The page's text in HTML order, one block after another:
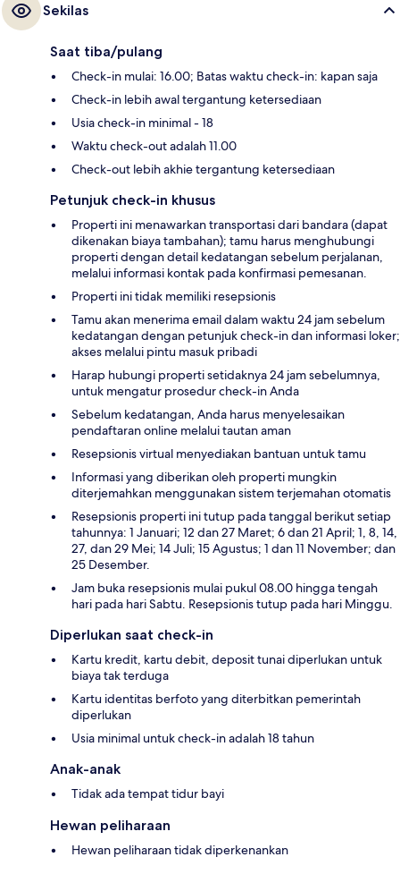
Sekilas
Saat tiba/pulang
Check-in mulai: 16.00; Batas waktu check-in: kapan saja
Check-in lebih awal tergantung ketersediaan
Usia check-in minimal - 18
Waktu check-out adalah 11.00
Check-out lebih akhie tergantung ketersediaan
Petunjuk check-in khusus
Properti ini menawarkan transportasi dari bandara (dapat
dikenakan biaya tambahan); tamu harus menghubungi
properti dengan detail kedatangan sebelum perjalanan,
melalui informasi kontak pada konfirmasi pemesanan.
Properti ini tidak memiliki resepsionis
Tamu akan menerima email dalam waktu 24 jam sebelum
kedatangan dengan petunjuk check-in dan informasi loker;
akses melalui pintu masuk pribadi
Harap hubungi properti setidaknya 24 jam sebelumnya,
untuk mengatur prosedur check-in Anda
Sebelum kedatangan, Anda harus menyelesaikan
pendaftaran online melalui tautan aman
Resepsionis virtual menyediakan bantuan untuk tamu
Informasi yang diberikan oleh properti mungkin
diterjemahkan menggunakan sistem terjemahan otomatis
Resepsionis properti ini tutup pada tanggal berikut setiap
tahunnya: 1 Januari; 12 dan 27 Maret; 6 dan 21 April; 1, 8, 14,
27, dan 29 Mei; 14 Juli; 15 Agustus; 1 dan 11 November; dan
25 Desember.
Jam buka resepsionis mulai pukul 08.00 hingga tengah
hari pada hari Sabtu. Resepsionis tutup pada hari Minggu.
Diperlukan saat check-in
Kartu kredit, kartu debit, deposit tunai diperlukan untuk
biaya tak terduga
Kartu identitas berfoto yang diterbitkan pemerintah
diperlukan
Usia minimal untuk check-in adalah 18 tahun
Anak-anak
Tidak ada tempat tidur bayi
Hewan peliharaan
Hewan peliharaan tidak diperkenankan